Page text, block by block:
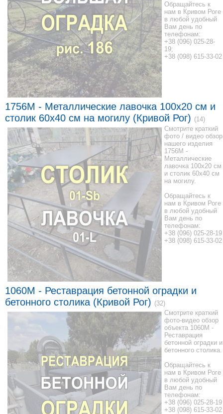
Обращайтесь к
нам в Кривом Роге
в любой удобный
Вам день по
телефонам:
+38 (096) 025-28-
19;
+38 (098) 615-33-02
1756M - Металлические лавочка 100x20 см и
столик 60x40 см на могилу (Кривой Рог) (14)
Смотрите краткий
фото / видео обзор
нашего изделия
1756M -
Металлические
лавочка 100x20 см
и столик 60x40 см
на могилу.
Обращайтесь к
нам в Кривом Роге
в любой удобный
Вам день по
телефонам:
+38 (096) 025-28-19
+38 (098) 615-33-02
1060M - Реставрация бетонной оградки и
бетонного столика (Кривой Рог) (32)
Смотрите краткий
фото-видео обзор
объекта 1060M -
Реставрация
бетонной оградки и
бетонного столика.
Обращайтесь к
нам в Кривом Роге
в любой удобный
Вам день по
телефонам:
+38 (096) 025-28-19
+38 (098) 615-33-02